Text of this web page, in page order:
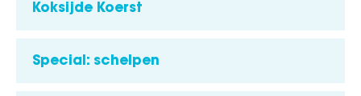
Koksijde Koerst
Special: schelpen